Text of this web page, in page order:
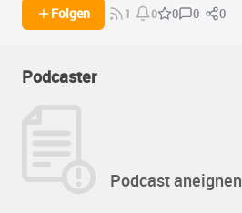
Folgen 1 0 0 0 0
Podcaster
Podcast aneignen